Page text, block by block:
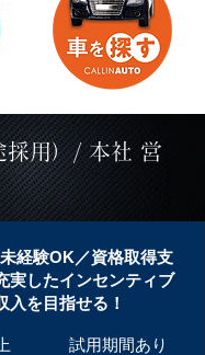
採用）/ 本社 営
経験OK／資格取得支
実したインセンティブ
入を目指せる！
試用期間あり